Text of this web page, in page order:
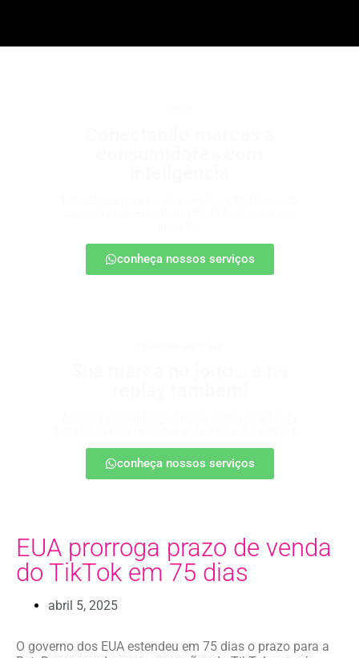
conheça nossos serviços
conheça nossos serviços
EUA prorroga prazo de venda
do TikTok em 75 dias
abril 5, 2025
O governo dos EUA estendeu em 75 dias o prazo para a